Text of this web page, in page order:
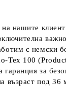
на нашите
с немски
Tex 100
гаранция за
възраст под 36